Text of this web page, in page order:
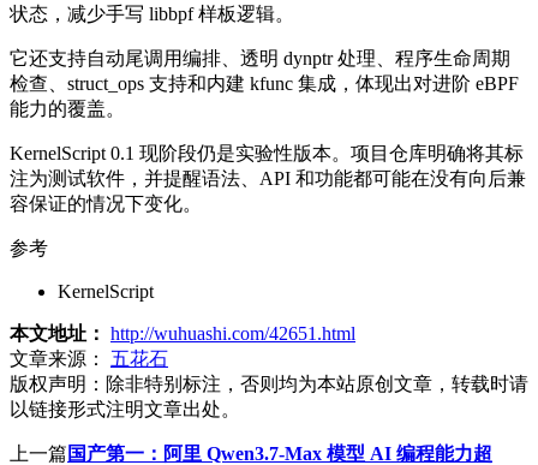
状态，减少手写 libbpf 样板逻辑。
它还支持自动尾调用编排、透明 dynptr 处理、程序生命周期
检查、struct_ops 支持和内建 kfunc 集成，体现出对进阶 eBPF
能力的覆盖。
KernelScript 0.1 现阶段仍是实验性版本。项目仓库明确将其标
注为测试软件，并提醒语法、API 和功能都可能在没有向后兼
容保证的情况下变化。
参考
KernelScript
本文地址： http://wuhuashi.com/42651.html
文章来源：
五花石
版权声明： 除非特别标注，否则均为本站原创文章，转载时请
以链接形式注明文章出处。
上一篇 国产第一：阿里 Qwen3.7-Max 模型 AI 编程能力超